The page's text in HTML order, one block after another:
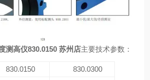
测高仪830.0150 苏州店主要技术参数：
830.0300